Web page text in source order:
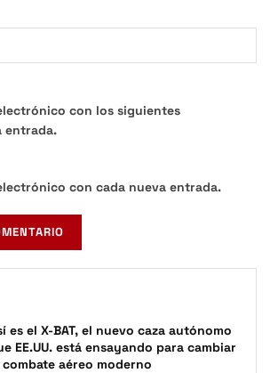
con los siguientes
entrada.
con cada nueva entrada.
es el X-BAT, el nuevo caza autónomo
EE.UU. está ensayando para cambiar
combate aéreo moderno